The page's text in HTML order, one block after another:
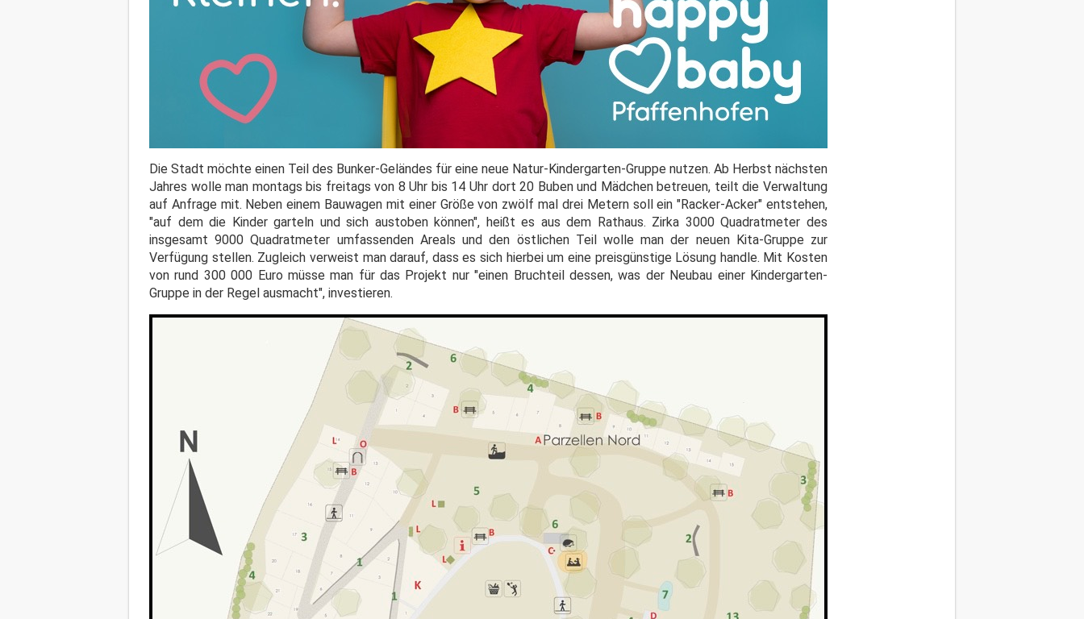
Die Stadt möchte einen Teil des Bunker-Geländes für eine neue Natur-Kindergarten-Gruppe nutzen. Ab Herbst nächsten
Jahres wolle man montags bis freitags von 8 Uhr bis 14 Uhr dort 20 Buben und Mädchen betreuen, teilt die Verwaltung
auf Anfrage mit. Neben einem Bauwagen mit einer Größe von zwölf mal drei Metern soll ein "Racker-Acker" entstehen,
"auf dem die Kinder garteln und sich austoben können", heißt es aus dem Rathaus. Zirka 3000 Quadratmeter des
insgesamt 9000 Quadratmeter umfassenden Areals und den östlichen Teil wolle man der neuen Kita-Gruppe zur
Verfügung stellen. Zugleich verweist man darauf, dass es sich hierbei um eine preisgünstige Lösung handle. Mit Kosten
von rund 300 000 Euro müsse man für das Projekt nur "einen Bruchteil dessen, was der Neubau einer Kindergarten-
Gruppe in der Regel ausmacht", investieren.